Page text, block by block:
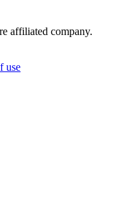
affiliated company.
use